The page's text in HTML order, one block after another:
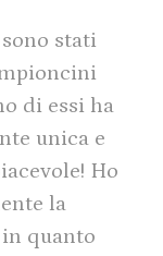
stati
di essi ha
unica e
Ho
la
quanto